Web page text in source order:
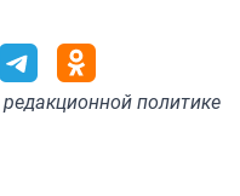
редакционной политике